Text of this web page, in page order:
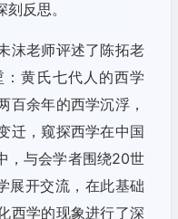
反思。
沫老师评述了陈拓老
黄氏七代人的西学
百余年的西学沉浮，
迁，窥探西学在中国
，与会学者围绕20世
展开交流，在此基础
西学的现象进行了深